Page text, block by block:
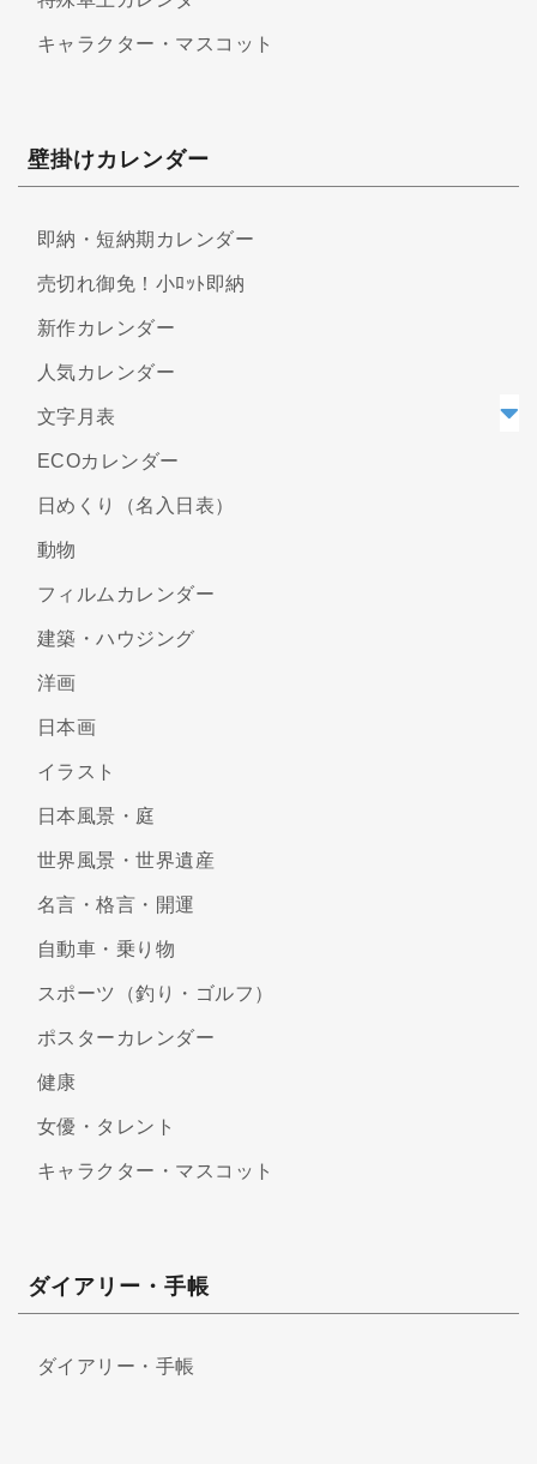
キャラクター・マスコット
壁掛けカレンダー
即納・短納期カレンダー
売切れ御免！小ﾛｯﾄ即納
新作カレンダー
人気カレンダー
文字月表
ECOカレンダー
日めくり（名入日表）
動物
フィルムカレンダー
建築・ハウジング
洋画
日本画
イラスト
日本風景・庭
世界風景・世界遺産
名言・格言・開運
自動車・乗り物
スポーツ（釣り・ゴルフ）
ポスターカレンダー
健康
女優・タレント
キャラクター・マスコット
ダイアリー・手帳
ダイアリー・手帳